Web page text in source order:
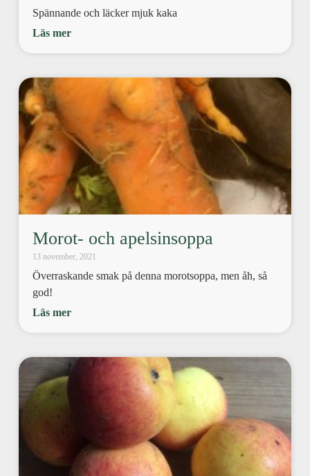
Spännande och läcker mjuk kaka
Läs mer
Morot- och apelsinsoppa
13 november, 2021
Överraskande smak på denna morotsoppa, men åh, så
god!
Läs mer